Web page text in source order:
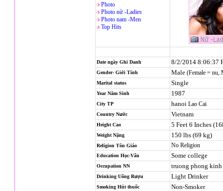
Photo
Photo nử -Ladies
Photo nam -Men
Top Hits
Date ngày Ghi Danh 8/2/2014 8:06:37
Gender- Giới Tính Male (Female = nu,
Marital status Single
Year Năm Sinh 1987
City TP hanoi Lao Cai
Country Nước Vietnam
Height Cao 5 Feet 6 Inches
Weight Nặng 150 lbs (69 kg)
Religion Tôn Giáo No Religion
Education Học-Vấn Some college
Occupation NN truong phong kinh
Drinking Uống Rượu Light Drinker
Smoking Hút thuốc Non-Smoker